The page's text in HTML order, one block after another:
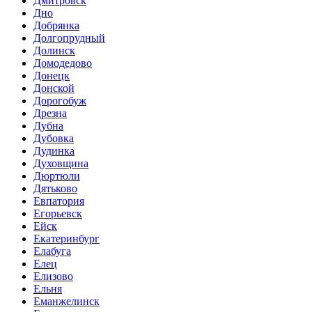
Дно
Добрянка
Долгопрудный
Долинск
Домодедово
Донецк
Донской
Дорогобуж
Дрезна
Дубна
Дубовка
Дудинка
Духовщина
Дюртюли
Дятьково
Евпатория
Егорьевск
Ейск
Екатеринбург
Елабуга
Елец
Елизово
Ельня
Еманжелинск